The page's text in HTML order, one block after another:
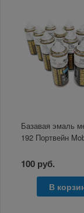
Базавая эмаль
192 Портвейн
100 руб.
В